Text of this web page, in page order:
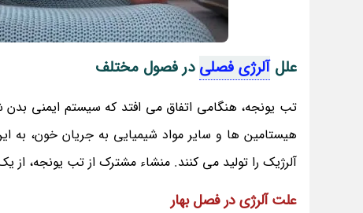
عللآلرژی فصلی در فصول مختلف
تب یونجه، هنگامی اتفاق می افتد که سیستم ایمنی
هیستامین ها و سایر مواد شیمیایی به جریان خون، به
آلرژیک را تولید می کنند. منشاء مشترک از تب یونجه،
علت آلرژی در فصل بهار